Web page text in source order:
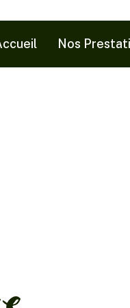
Nos